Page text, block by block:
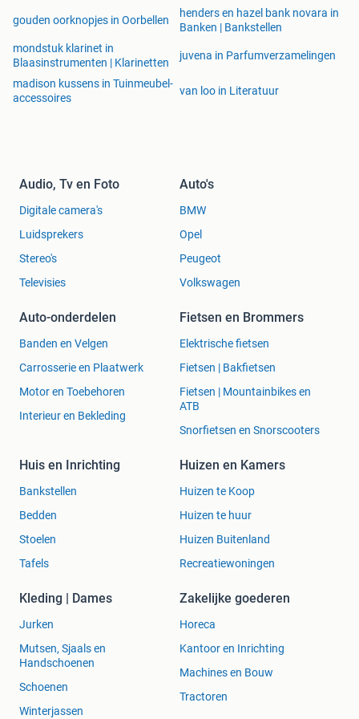
gouden oorknopjes in Oorbellen
henders en hazel bank novara in
Banken | Bankstellen
mondstuk klarinet in
Blaasinstrumenten | Klarinetten
juvena in Parfumverzamelingen
madison kussens in Tuinmeubel-
accessoires
van loo in Literatuur
Audio, Tv en Foto
Digitale camera's
Luidsprekers
Stereo's
Televisies
Auto's
BMW
Opel
Peugeot
Volkswagen
Auto-onderdelen
Banden en Velgen
Carrosserie en Plaatwerk
Motor en Toebehoren
Interieur en Bekleding
Fietsen en Brommers
Elektrische fietsen
Fietsen | Bakfietsen
Fietsen | Mountainbikes en
ATB
Snorfietsen en Snorscooters
Huis en Inrichting
Bankstellen
Bedden
Stoelen
Tafels
Huizen en Kamers
Huizen te Koop
Huizen te huur
Huizen Buitenland
Recreatiewoningen
Kleding | Dames
Jurken
Mutsen, Sjaals en
Handschoenen
Schoenen
Winterjassen
Zakelijke goederen
Horeca
Kantoor en Inrichting
Machines en Bouw
Tractoren